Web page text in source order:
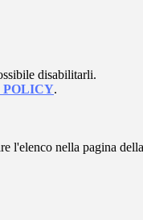
disabilitarli.
POLICY.
l'elenco nella pagina